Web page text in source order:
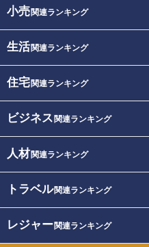
小売関連ランキング
生活関連ランキング
住宅関連ランキング
ビジネス 関連ランキング
人材関連ランキング
トラベル関連ランキング
レジャー関連ランキング